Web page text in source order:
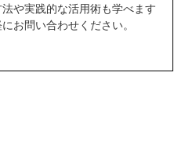
や実践的な活用術も学べます
お問い合わせください。